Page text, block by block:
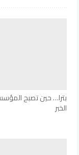
بترا… حين تصبح
الخبر